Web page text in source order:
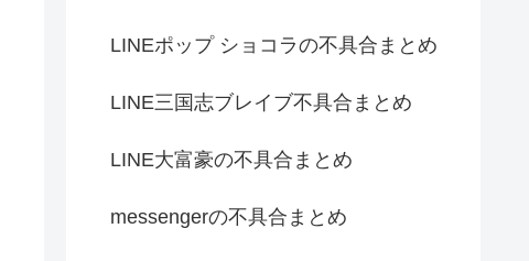
LINEポップ ショコラの不具合まとめ
LINE三国志ブレイブ不具合まとめ
LINE大富豪の不具合まとめ
messengerの不具合まとめ